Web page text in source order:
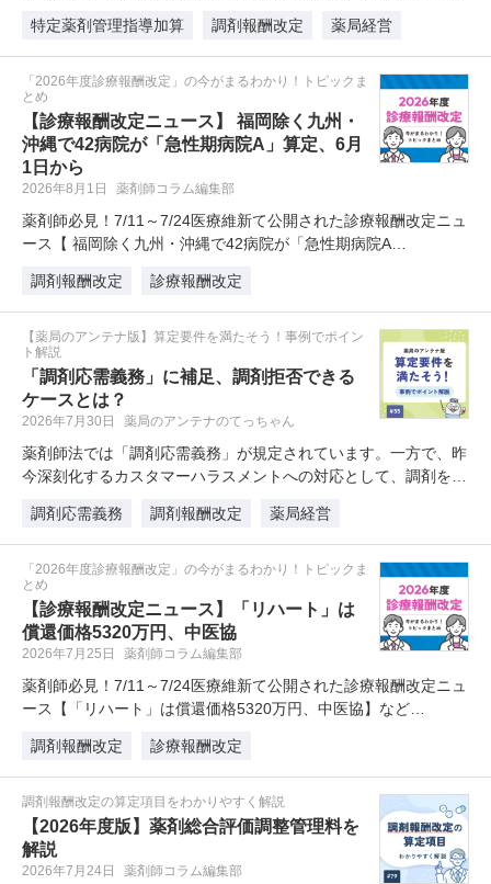
特定薬剤管理指導加算
調剤報酬改定 薬局経営
「2026年度診療報酬改定」の今がまるわかり！トピックま
とめ
【診療報酬改定ニュース】 福岡除く九州・
沖縄で42病院が「急性期病院A」算定、6月
1日から
2026年8月1日 薬剤師コラム編集部
薬剤師必見！7/11～7/24医療維新て公開された診療報酬改定ニュ
ース【 福岡除く九州・沖縄で42病院が「急性期病院A…
調剤報酬改定 診療報酬改定
【薬局のアンテナ版】算定要件を満たそう！事例でポイン
ト解説
「調剤応需義務」に補足、調剤拒否できる
ケースとは？
2026年7月30日 薬局のアンテナのてっちゃん
薬剤師法では「調剤応需義務」が規定されています。一方で、昨
今深刻化するカスタマーハラスメントへの対応として、調剤を断
調剤応需義務
調剤報酬改定 薬局経営
「2026年度診療報酬改定」の今がまるわかり！トピックま
とめ
【診療報酬改定ニュース】「リハート」は
償還価格5320万円、中医協
2026年7月25日 薬剤師コラム編集部
薬剤師必見！7/11～7/24医療維新て公開された診療報酬改定ニュ
ース【「リハート」は償還価格5320万円、中医協】など…
調剤報酬改定 診療報酬改定
調剤報酬改定の算定項目をわかりやすく解説
【2026年度版】薬剤総合評価調整管理料を
解説
2026年7月24日 薬剤師コラム編集部